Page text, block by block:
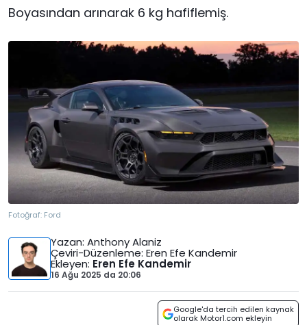
Boyasından arınarak 6 kg hafiflemiş.
Fotoğraf: Ford
Yazan: Anthony Alaniz
Çeviri-Düzenleme: Eren Efe Kandemir
Ekleyen: Eren Efe Kandemir
16 Ağu 2025 da 20:06
Google'da tercih edilen kaynak
olarak Motor1.com ekleyin